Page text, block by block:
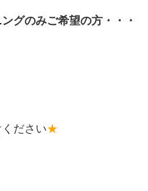
グのみご希望の方・・・
ださい★